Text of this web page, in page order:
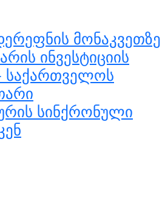
მონაკვეთზე
ინვესტიციის
საქართველოს
სინქრონული